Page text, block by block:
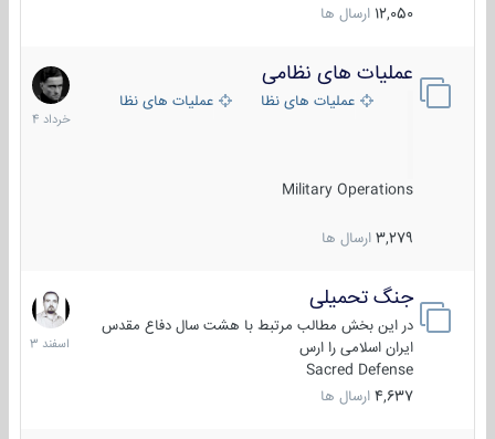
12,050 ارسال ها
عملیات های نظامی
عملیات های نظامی ایرانعملیات های نظامی خارجی
Military Operations
3,279 ارسال ها
5
خرداد
1404
جنگ تحمیلی
در این بخش مطالب مرتبط با هشت سال دفاع مقدس
ایران اسلامی را ارس
Sacred Defense
4,637 ارسال ها
20
اسفند
1403